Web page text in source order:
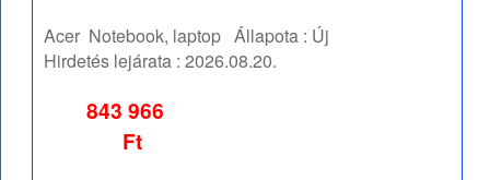
Acer Notebook, laptop Állapota : Új
Hirdetés lejárata :2026.08.20.
843 966
Ft